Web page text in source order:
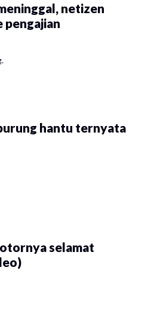
netizen
pengajian
hantu ternyata
selamat